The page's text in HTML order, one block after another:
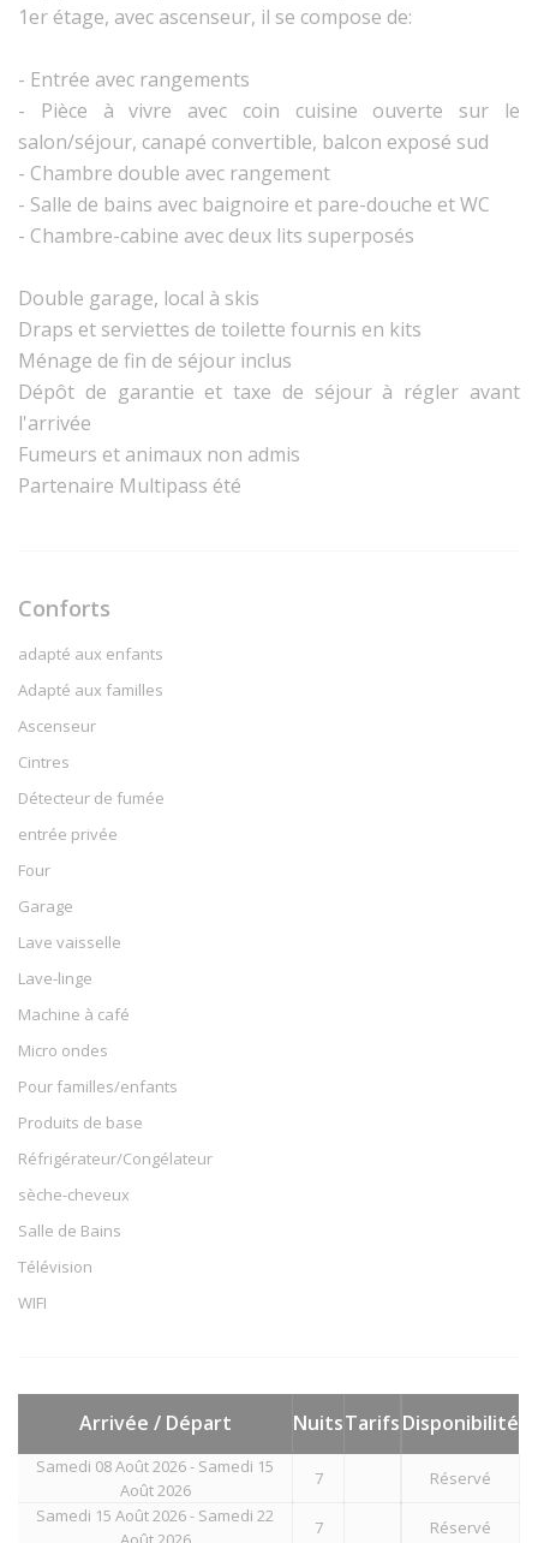
1er étage, avec ascenseur, il se compose de:
- Entrée avec rangements
- Pièce à vivre avec coin cuisine ouverte sur le
salon/séjour, canapé convertible, balcon exposé sud
- Chambre double avec rangement
- Salle de bains avec baignoire et pare-douche et WC
- Chambre-cabine avec deux lits superposés
Double garage, local à skis
Draps et serviettes de toilette fournis en kits
Ménage de fin de séjour inclus
Dépôt de garantie et taxe de séjour à régler avant
l'arrivée
Fumeurs et animaux non admis
Partenaire Multipass été
Conforts
adapté aux enfants
Adapté aux familles
Ascenseur
Cintres
Détecteur de fumée
entrée privée
Four
Garage
Lave vaisselle
Lave-linge
Machine à café
Micro ondes
Pour familles/enfants
Produits de base
Réfrigérateur/Congélateur
sèche-cheveux
Salle de Bains
Télévision
WIFI
Arrivée / Départ NuitsTarifsDisponibilité
Samedi 08 Août 2026 - Samedi 15
Août 2026
7
Réservé
Samedi 15 Août 2026 - Samedi 22
7 Réservé